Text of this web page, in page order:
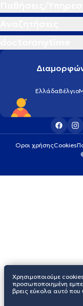
ΕλλάδαΒέλγιο
Οροι χρήσηςCookies
Χρησιμοποιούμε
προσωποποιημένη
βρεις εύκολα αυτό που